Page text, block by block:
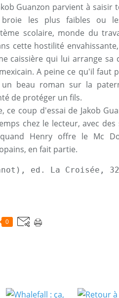
Guanzon parvient à saisir
les plus faibles ou
scolaire, monde du
cette hostilité
caissière qui lui arrange sa
A peine ce qu'il faut
un beau roman sur la
de protéger un fils.
coup d'essai de Jakob
chez le lecteur, avec des
Henry offre le Mc
en fait partie.
ed. La Croisée,
0